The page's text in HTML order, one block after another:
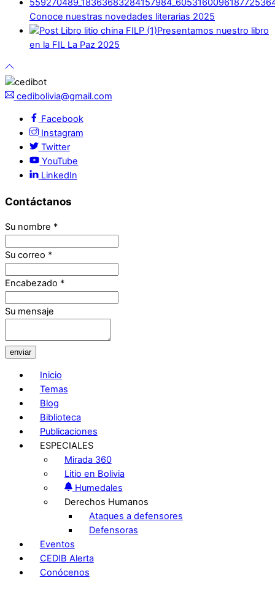
Conoce nuestras novedades literarias 2025
Presentamos nuestro libro
en la FIL La Paz 2025
cedibolivia@gmail.com
Facebook
Instagram
Twitter
YouTube
LinkedIn
Contáctanos
Su nombre *
Su correo *
Encabezado *
Su mensaje
enviar
Inicio
Temas
Blog
Biblioteca
Publicaciones
ESPECIALES
Mirada 360
Litio en Bolivia
Humedales
Derechos Humanos
Ataques a defensores
Defensoras
Eventos
CEDIB Alerta
Conócenos